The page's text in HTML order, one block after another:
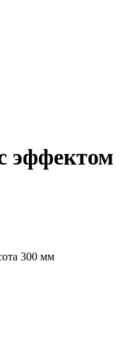
эффектом
300 мм